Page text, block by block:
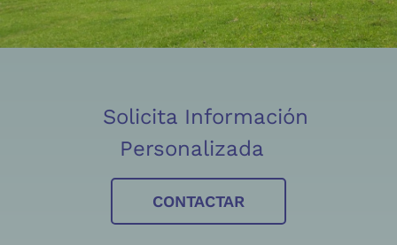
Solicita Información
Personalizada
CONTACTAR